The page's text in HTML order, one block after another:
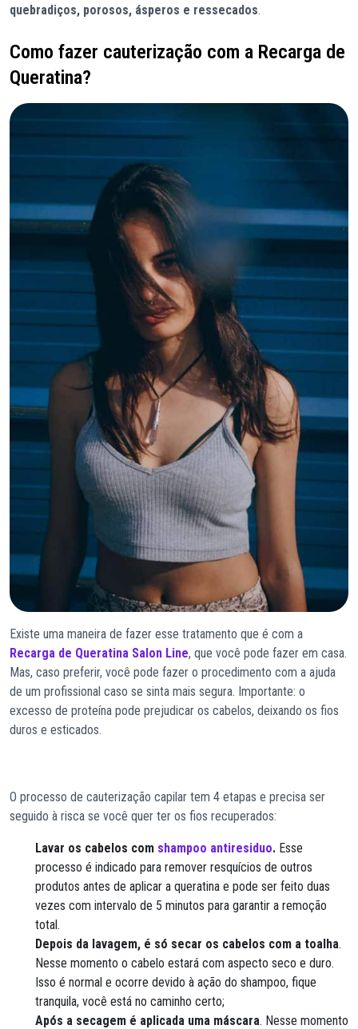
quebradiços, porosos, ásperos e ressecados.
Como fazer cauterização com a Recarga de
Queratina?
Existe uma maneira de fazer esse tratamento que é com a
Recarga de Queratina Salon Line, que você pode fazer em casa.
Mas, caso preferir, você pode fazer o procedimento com a ajuda
de um profissional caso se sinta mais segura. Importante: o
excesso de proteína pode prejudicar os cabelos, deixando os fios
duros e esticados.
O processo de cauterização capilar tem 4 etapas e precisa ser
seguido à risca se você quer ter os fios recuperados:
Lavar os cabelos com shampoo antiresiduo. Esse
processo é indicado para remover resquícios de outros
produtos antes de aplicar a queratina e pode ser feito duas
vezes com intervalo de 5 minutos para garantir a remoção
total.
Depois da lavagem, é só secar os cabelos com a toalha.
Nesse momento o cabelo estará com aspecto seco e duro.
Isso é normal e ocorre devido à ação do shampoo, fique
tranquila, você está no caminho certo;
Após a secagem é aplicada uma máscara. Nesse momento